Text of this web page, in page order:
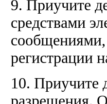
9. Приучите
средствами
регистрации
10. Приучите